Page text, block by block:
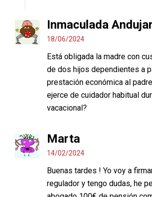
Inmaculada
18/06/2024
Está obligada la madre con
de dos hijos dependientes a
prestación económica al
ejerce de cuidador habitual
vacacional?
Marta
14/02/2024
Buenas tardes ! Yo voy a
regulador y tengo dudas, he